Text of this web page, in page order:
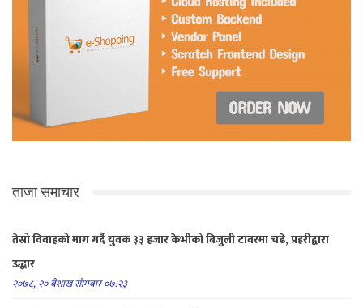
ताजा समाचार
तेस्रो विवाहको माग गर्दै युवक ३३ हजार केभीको बिजुली टावरमा चढे, प्रहरीद्वारा
उद्धार
२०७८, २० बैशाख सोमबार ०७:२३